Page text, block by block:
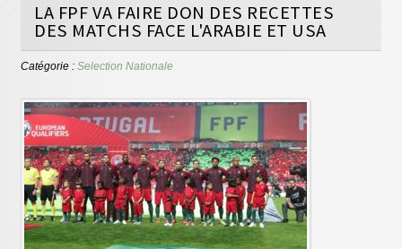
LA FPF VA FAIRE DON DES RECETTES
DES MATCHS FACE L'ARABIE ET USA
Catégorie :Selection Nationale